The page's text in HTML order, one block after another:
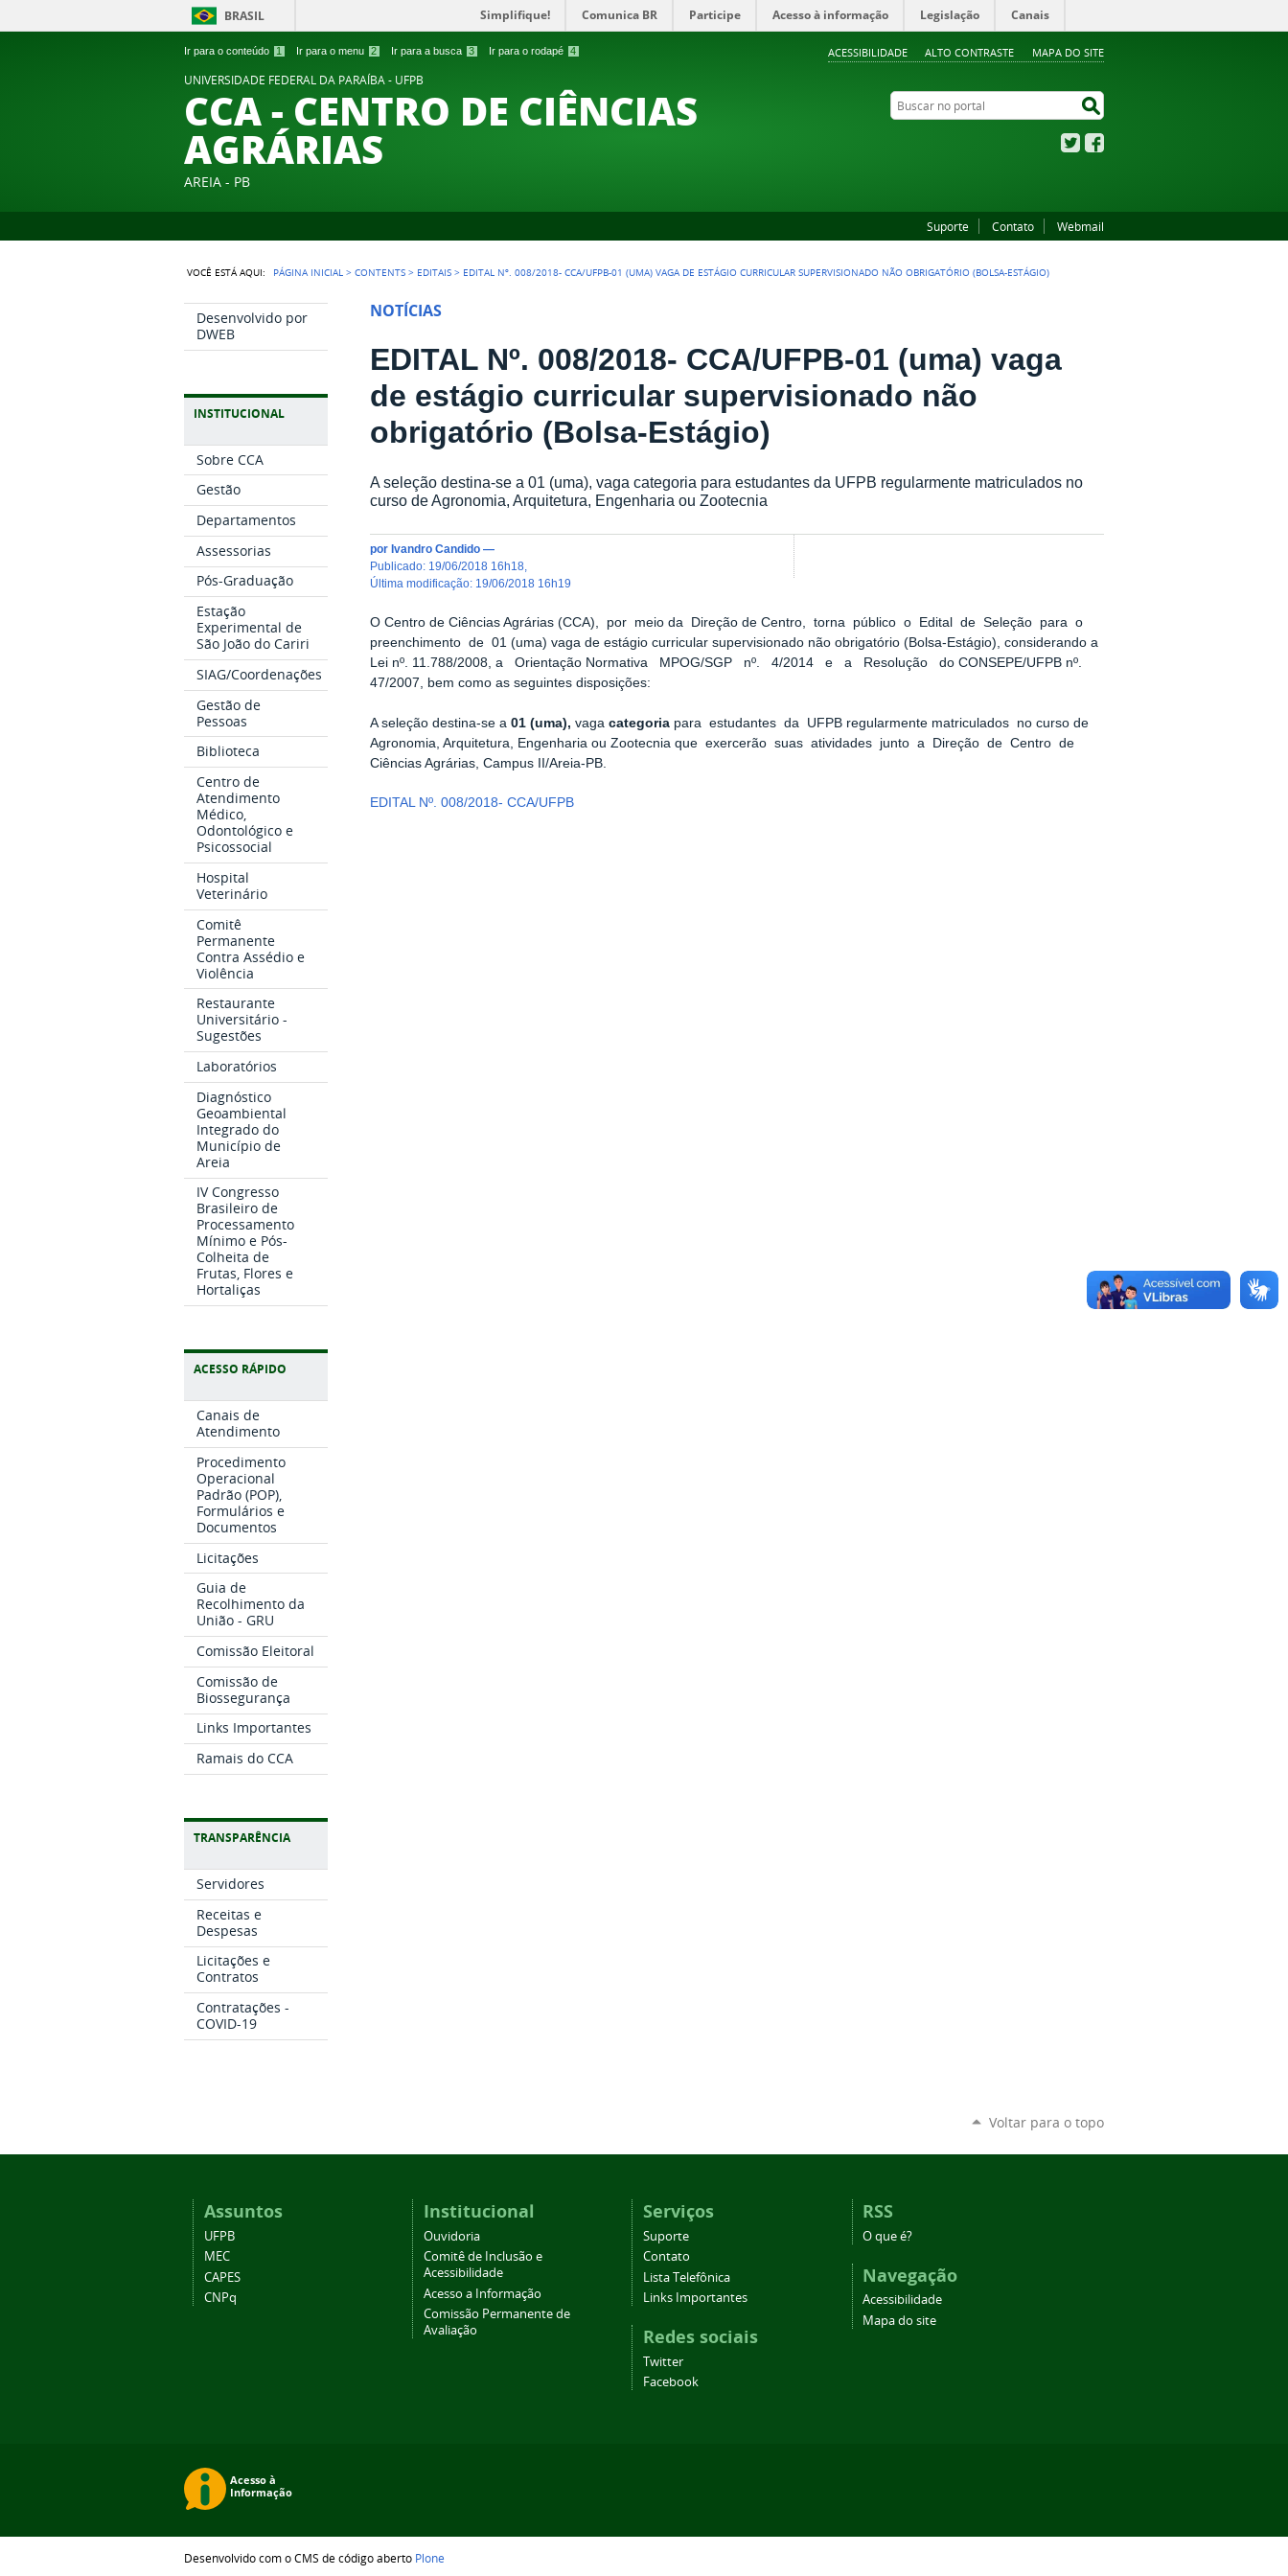
Ir para o conteúdo 1 Ir para o menu 2 Ir para a busca 3 Ir para o rodapé 4 ACESSIBILIDADE ALTO CONTRASTE MAPA DO SITE
BRASIL Simplifique! Comunica BR Participe Acesso à informação Legislação Canais
UNIVERSIDADE FEDERAL DA PARAÍBA - UFPB
CCA - CENTRO DE CIÊNCIAS
AGRÁRIAS
AREIA - PB
Buscar no portal
Twitter
Suporte Contato Webmail
VOCÊ ESTÁ AQUI: PÁGINA INICIAL >CONTENTS > EDITAIS > EDITAL Nº. 008/2018- CCA/UFPB-01 (UMA) VAGA DE ESTÁGIO CURRICULAR SUPERVISIONADO NÃO OBRIGATÓRIO (BOLSA-ESTÁGIO)
Desenvolvido por
DWEB
INSTITUCIONAL
Sobre CCA
Gestão
Departamentos
Assessorias
Pós-Graduação
Estação
Experimental de
São João do Cariri
SIAG/Coordenações
Gestão de
Pessoas
Biblioteca
Centro de
Atendimento
Médico,
Odontológico e
Psicossocial
Hospital
Veterinário
Comitê
Permanente
Contra Assédio e
Violência
Restaurante
Universitário -
Sugestões
Laboratórios
Diagnóstico
Geoambiental
Integrado do
Município de
Areia
IV Congresso
Brasileiro de
Processamento
Mínimo e Pós-
Colheita de
Frutas, Flores e
Hortaliças
ACESSO RÁPIDO
Canais de
Atendimento
Procedimento
Operacional
Padrão (POP),
Formulários e
Documentos
Licitações
Guia de
Recolhimento da
União - GRU
Comissão Eleitoral
Comissão de
Biossegurança
Links Importantes
Ramais do CCA
TRANSPARÊNCIA
Servidores
Receitas e
Despesas
Licitações e
Contratos
Contratações -
COVID-19
NOTÍCIAS
EDITAL Nº. 008/2018- CCA/UFPB-01 (uma) vaga
de estágio curricular supervisionado não
obrigatório (Bolsa-Estágio)
A seleção destina-se a 01 (uma), vaga categoria para estudantes da UFPB regularmente matriculados no
curso de Agronomia, Arquitetura, Engenharia ou Zootecnia
por Ivandro Candido —
publicado: 19/06/2018 16h18
última modificação: 19/06/2018 16h19
O Centro de Ciências Agrárias (CCA), por meio da Direção de Centro, torna público o Edital de Seleção para o
preenchimento de 01 (uma) vaga de estágio curricular supervisionado não obrigatório (Bolsa-Estágio), considerando a
Lei nº. 11.788/2008, a Orientação Normativa MPOG/SGP nº. 4/2014 e a Resolução do CONSEPE/UFPB nº.
47/2007, bem como as seguintes disposições:
A seleção destina-se a01 (uma),vagacategoria para estudantes da UFPB regularmente matriculados no curso de
Agronomia, Arquitetura, Engenharia ou Zootecnia que exercerão suas atividades junto a Direção de Centro de
Ciências Agrárias, Campus II/Areia-PB.
EDITAL Nº. 008/2018- CCA/UFPB
Voltar para o topo
Assuntos
UFPB
MEC
CAPES
CNPq
Institucional
Ouvidoria
Comitê de Inclusão e
Acessibilidade
Acesso a Informação
Comissão Permanente de
Avaliação
Serviços
Suporte
Contato
Lista Telefônica
Links Importantes
Redes sociais
Twitter
Facebook
RSS
O que é?
Navegação
Acessibilidade
Mapa do site
Desenvolvido com o CMS de código aberto Plone